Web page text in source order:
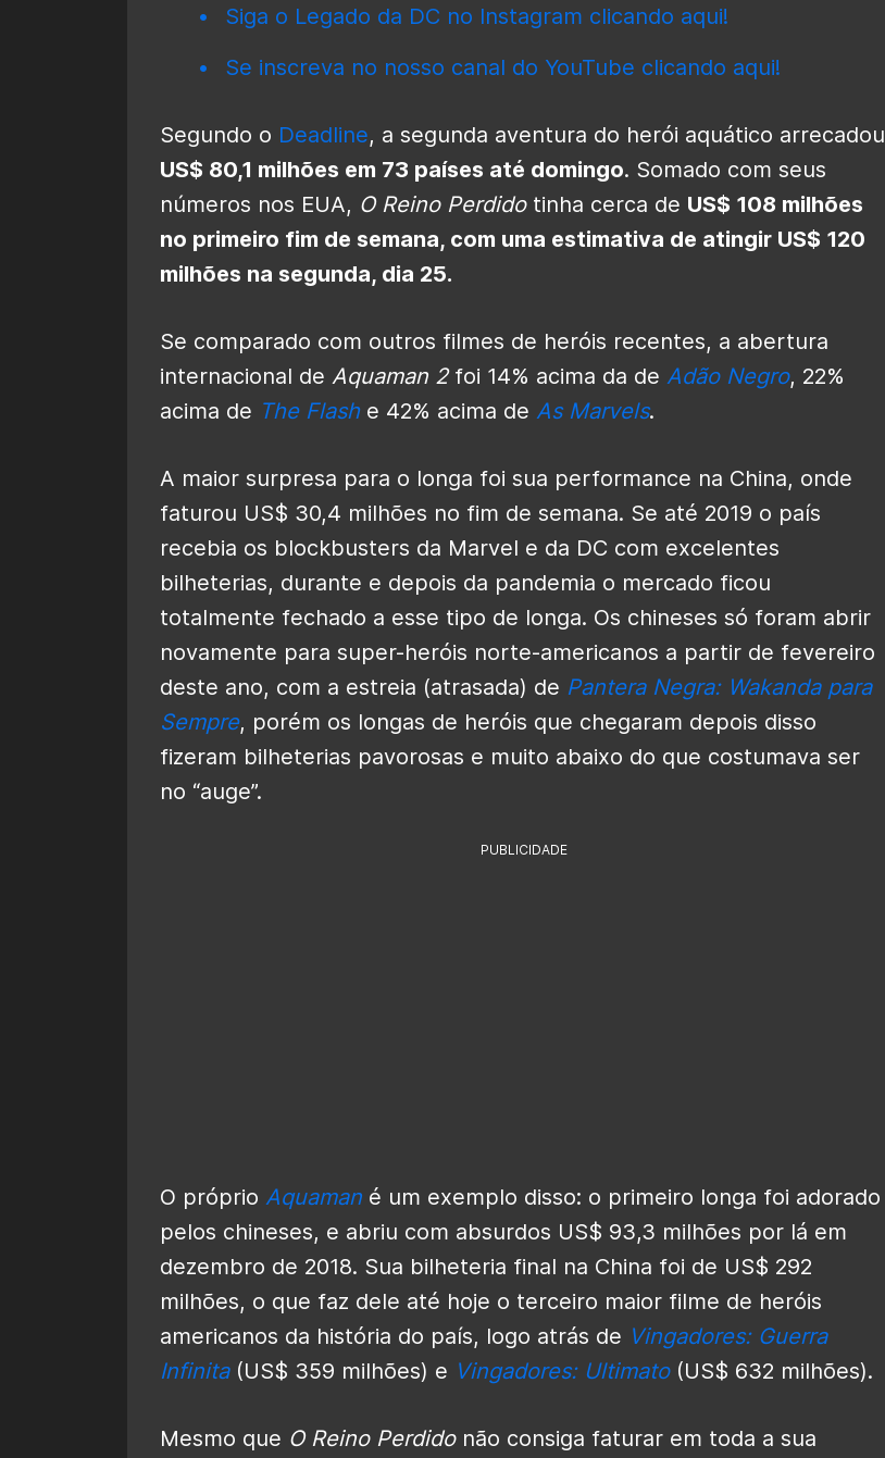
Siga o Legado da DC no Instagram clicando aqui!
Se inscreva no nosso canal do YouTube clicando aqui!
Segundo o Deadline, a segunda aventura do herói aquático arrecadou
US$ 80,1 milhões em 73 países até domingo. Somado com seus
números nos EUA, O Reino Perdidotinha cerca de US$ 108 milhões
no primeiro fim de semana, com uma estimativa de atingir US$ 120
milhões na segunda, dia 25.
Se comparado com outros filmes de heróis recentes, a abertura
internacional de Aquaman 2foi 14% acima da de Adão Negro, 22%
acima de The Flashe 42% acima de As Marvels.
A maior surpresa para o longa foi sua performance na China, onde
faturou US$ 30,4 milhões no fim de semana. Se até 2019 o país
recebia os blockbusters da Marvel e da DC com excelentes
bilheterias, durante e depois da pandemia o mercado ficou
totalmente fechado a esse tipo de longa. Os chineses só foram abrir
novamente para super-heróis norte-americanos a partir de fevereiro
deste ano, com a estreia (atrasada) de Pantera Negra: Wakanda para
Sempre, porém os longas de heróis que chegaram depois disso
fizeram bilheterias pavorosas e muito abaixo do que costumava ser
no “auge”.
PUBLICIDADE
O próprio Aquaman é um exemplo disso: o primeiro longa foi adorado
pelos chineses, e abriu com absurdos US$ 93,3 milhões por lá em
dezembro de 2018. Sua bilheteria final na China foi de US$ 292
milhões, o que faz dele até hoje o terceiro maior filme de heróis
americanos da história do país, logo atrás de Vingadores: Guerra
Infinita(US$ 359 milhões) e Vingadores: Ultimato(US$ 632 milhões).
Mesmo que O Reino Perdidonão consiga faturar em toda a sua